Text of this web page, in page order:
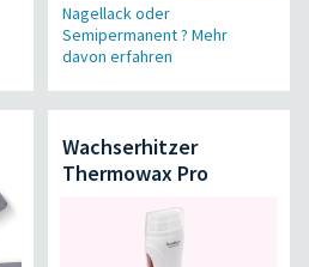
Nagellack oder
Semipermanent ? Mehr
davon erfahren
Wachserhitzer
Thermowax Pro